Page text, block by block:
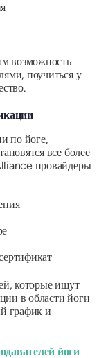
возможность
поучиться у
по йоге,
все более
провайдеры
которые ищут
в области йоги
график и
йоги